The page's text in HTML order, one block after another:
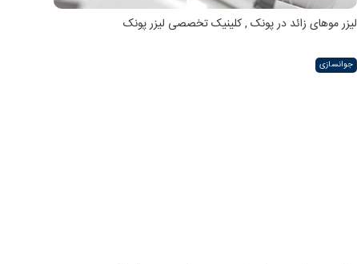
لیزر موهای زائد در پونک , کلینیک تخصصی لیزر پونک
جوانسازی